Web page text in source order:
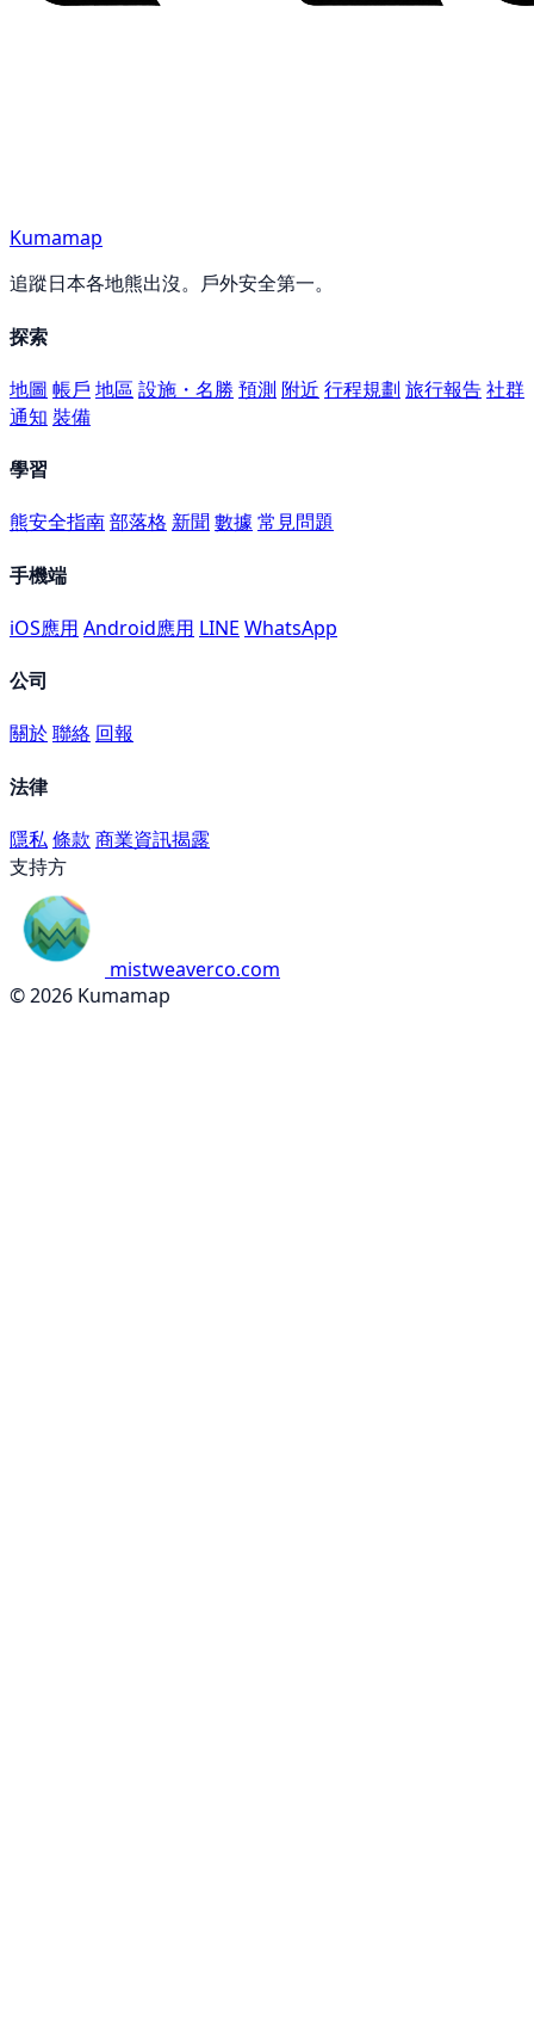
Kumamap
追蹤日本各地熊出沒。戶外安全第一。
探索
地圖 帳戶 地區 設施・名勝 預測 附近 行程規劃 旅行報告社群
通知 裝備
學習
熊安全指南部落格 新聞數據 常見問題
手機端
iOS應用 Android應用 LINE WhatsApp
公司
關於聯絡 回報
法律
隱私條款 商業資訊揭露
支持方
mistweaverco.com
© 2026 Kumamap